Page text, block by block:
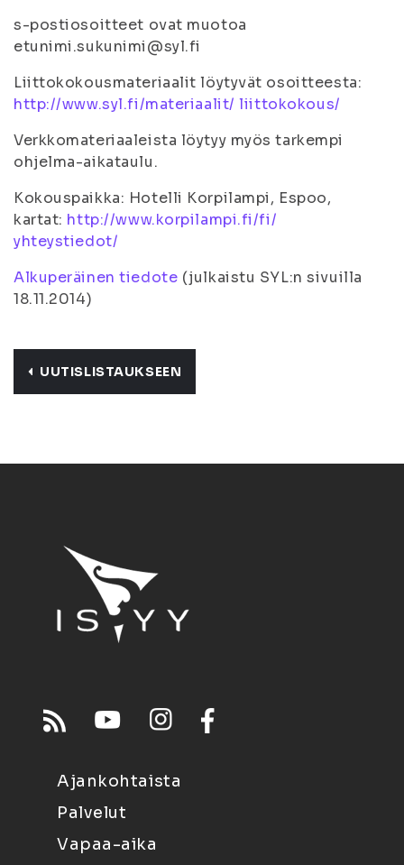
s-postiosoitteet ovat muotoa
etunimi.sukunimi@syl.fi
Liittokokousmateriaalit löytyvät osoitteesta:
http://www.syl.fi/materiaalit/ liittokokous/
Verkkomateriaaleista löytyy myös tarkempi
ohjelma-aikataulu.
Kokouspaikka: Hotelli Korpilampi, Espoo,
kartat: http://www.korpilampi.fi/fi/
yhteystiedot/
Alkuperäinen tiedote (julkaistu SYL:n sivuilla
18.11.2014)
UUTISLISTAUKSEEN
Ajankohtaista
Palvelut
Vapaa-aika